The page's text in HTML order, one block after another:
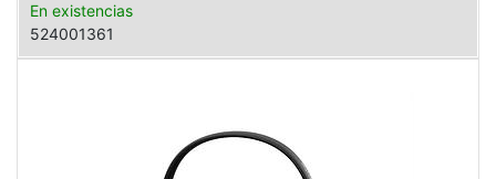
En existencias
524001361